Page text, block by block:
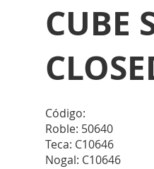
CUBE
Código:
Roble: 50640
Teca: C10646
Nogal: C10646